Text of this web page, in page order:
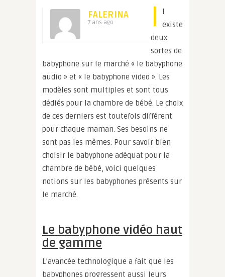
FALERINA
7 ans ago I
l
existe
deux
sortes de
babyphone sur le marché « le babyphone
audio » et « le babyphone video ». Les
modèles sont multiples et sont tous
dédiés pour la chambre de bébé. Le choix
de ces derniers est toutefois différent
pour chaque maman. Ses besoins ne
sont pas les mêmes. Pour savoir bien
choisir le babyphone adéquat pour la
chambre de bébé, voici quelques
notions sur les babyphones présents sur
le marché.
Le babyphone vidéo haut
de gamme
L’avancée technologique a fait que les
babyphones progressent aussi leurs